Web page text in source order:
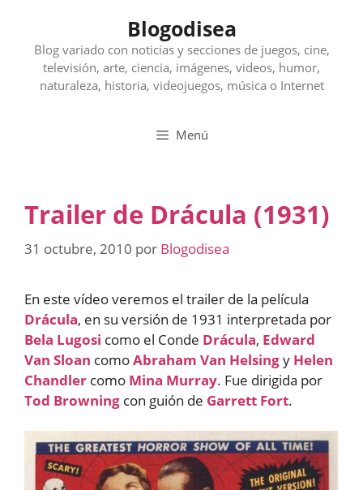
contenido
Blogodisea
Blog variado con noticias y secciones de juegos, cine,
televisión, arte, ciencia, imágenes, videos, humor,
naturaleza, historia, videojuegos, música o Internet
Menú
Trailer de Drácula (1931)
31 octubre, 2010 por Blogodisea
En este vídeo veremos el trailer de la película
Drácula, en su versión de 1931 interpretada por
Bela Lugosi como el Conde Drácula, Edward
Van Sloan comoAbraham Van Helsingy Helen
Chandler como Mina Murray. Fue dirigida por
Tod Browning con guión de Garrett Fort.